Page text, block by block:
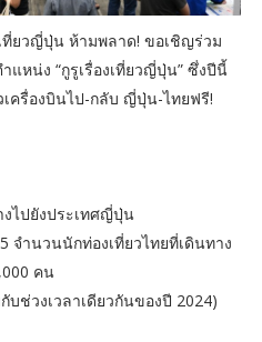
ยวญี่ปุ่น ห้ามพลาด! ขอเชิญร่วม
หน่ง “กูรูเรื่องเที่ยวญี่ปุ่น” ซึ่งปีนี้
ครื่องบินไป-กลับ ญี่ปุ่น-ไทยฟรี!
ไปยังประเทศญี่ปุ่น
จำนวนนักท่องเที่ยวไทยที่เดินทาง
คน
บช่วงเวลาเดียวกันของปี 2024)